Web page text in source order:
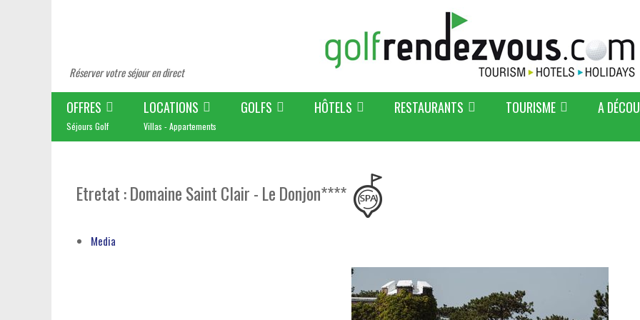
Réserver votre séjour en direct
OFFRES
Séjours Golf
LOCATIONS
Villas - Appartements
GOLFS HÔTELS RESTAURANTS TOURISME A
Etretat : Domaine Saint Clair - Le Donjon****
Media